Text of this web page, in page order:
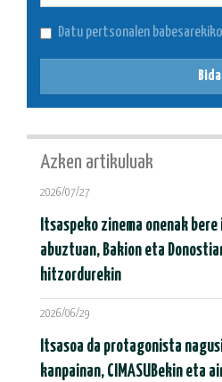
Datu pertsonalen
Azken artikuluak
2026/07/27
Itsaspeko zinema onenak
abuztuan, Bakion eta
hitzordurekin
2026/06/29
Itsasoa da protagonista
kanpainan, CIMASUBekin eta